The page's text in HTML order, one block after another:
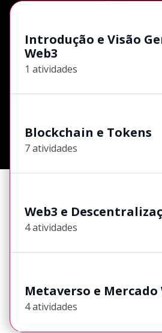
Introdução e Visão
Web3
1 atividades
Blockchain e Tokens
7 atividades
Web3 e
4 atividades
Metaverso e Mercado
4 atividades